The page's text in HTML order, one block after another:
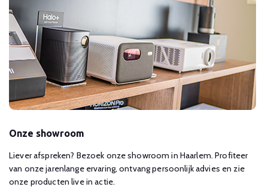
Onze showroom
Liever afspreken? Bezoek onze showroom in Haarlem. Profiteer
van onze jarenlange ervaring, ontvang persoonlijk advies en zie
onze producten live in actie.